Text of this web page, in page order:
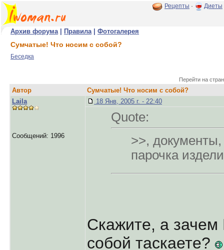
Рецепты · Диеты
Архив форума| Правила| Фотогалерея
Сумчатые! Что носим с собой?
Беседка
Перейти на
Автор
Сумчатые! Что носим с собой?
Laila
Сообщений: 1996
18 Янв, 2005 г. - 22:40
Quote:
>>,
парочка
Скажите, а зачем
собой таскаете?